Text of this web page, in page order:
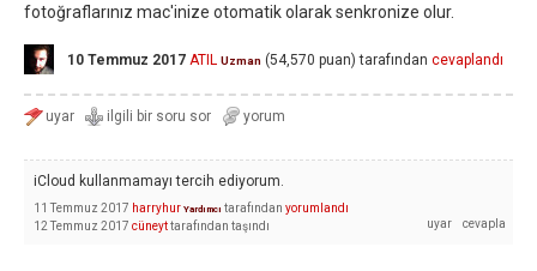
fotoğraflarınız mac'inize otomatik olarak senkronize olur.
10 Temmuz 2017 ATIL Uzman (54,570 puan) tarafından cevaplandı
iCloud kullanmamayı tercih ediyorum.
11 Temmuz 2017 harryhur Yardımcı tarafından yorumlandı
12 Temmuz 2017 cüneyttarafından taşındı